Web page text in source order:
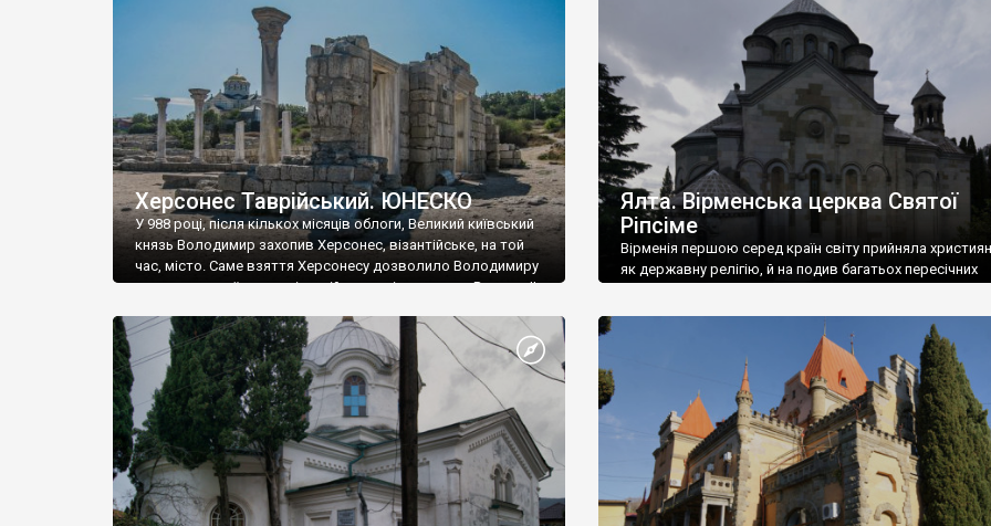
візантійської доби. Раритети викрадені з фондів об’єкту
культурної спадщини ЮНЕСКО «Херсонеса Таврійського».
Офіційно – на виставку «Золото Візантії», але експерти та
влада в Україні вважають це лише […]
називаються «повстяками» (postaki)…” “Вино. Крим
виробляє відмінне вино і його вдосталь: воно все
легке біле і дуже […]
Херсонес Таврійський. ЮНЕСКО
У 988 році, після кількох місяців облоги, Великий київський
князь Володимир захопив Херсонес, візантійське, на той
час, місто. Саме взяття Херсонесу дозволило Володимиру
диктувати свої умови візантійському імператору Василю ІІ,
Херсонесі Володимир-язичник, став Василем-
християнином. А потім було Хрещення Русі. На честь
Херсонесу Таврійського названо місто […]
Ялта. Вірменська церква Святої
Ріпсіме
Вірменія першою серед країн світу прийняла
як державну релігію, й на подив багатьох пересічних